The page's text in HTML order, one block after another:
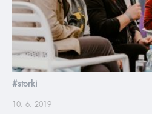
#storki
10. 6. 2019